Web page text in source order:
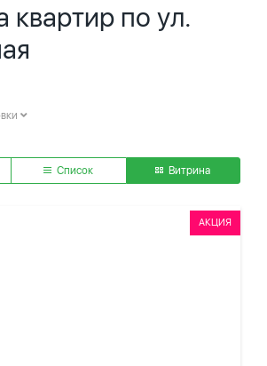
по ул.
Список Витрина
АКЦИЯ